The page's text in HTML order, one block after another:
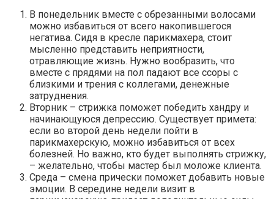
В понедельник вместе с обрезанными волосами
можно избавиться от всего накопившегося
негатива. Сидя в кресле парикмахера, стоит
мысленно представить неприятности,
отравляющие жизнь. Нужно вообразить, что
вместе с прядями на пол падают все ссоры с
близкими и трения с коллегами, денежные
затруднения.
Вторник – стрижка поможет победить хандру и
начинающуюся депрессию. Существует примета:
если во второй день недели пойти в
парикмахерскую, можно избавиться от всех
болезней. Но важно, кто будет выполнять стрижку,
– желательно, чтобы мастер был моложе клиента.
Среда – смена прически поможет добавить новые
эмоции. В середине недели визит в